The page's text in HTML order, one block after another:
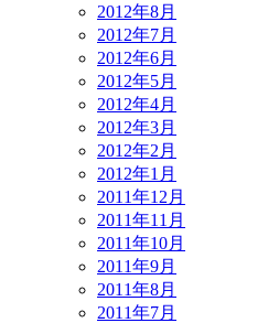
2012年8月
2012年7月
2012年6月
2012年5月
2012年4月
2012年3月
2012年2月
2012年1月
2011年12月
2011年11月
2011年10月
2011年9月
2011年8月
2011年7月